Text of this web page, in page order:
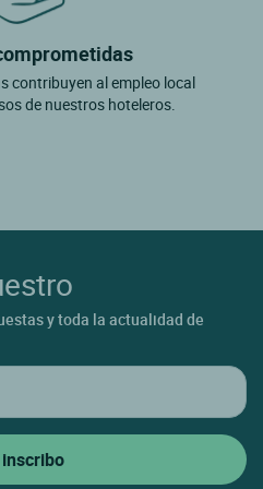
contribuyen al empleo local
de nuestros hoteleros.
y toda la actualidad de